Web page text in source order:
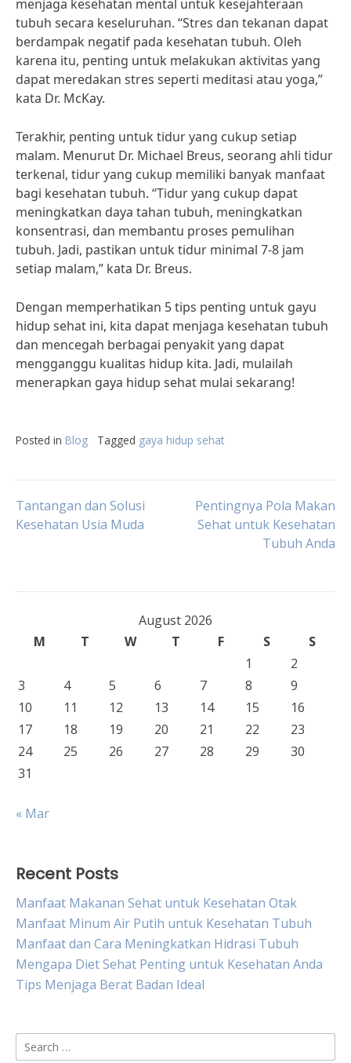
menjaga kesehatan mental untuk kesejahteraan
tubuh secara keseluruhan. “Stres dan tekanan dapat
berdampak negatif pada kesehatan tubuh. Oleh
karena itu, penting untuk melakukan aktivitas yang
dapat meredakan stres seperti meditasi atau yoga,”
kata Dr. McKay.
Terakhir, penting untuk tidur yang cukup setiap
malam. Menurut Dr. Michael Breus, seorang ahli tidur
terkenal, tidur yang cukup memiliki banyak manfaat
bagi kesehatan tubuh. “Tidur yang cukup dapat
meningkatkan daya tahan tubuh, meningkatkan
konsentrasi, dan membantu proses pemulihan
tubuh. Jadi, pastikan untuk tidur minimal 7-8 jam
setiap malam,” kata Dr. Breus.
Dengan memperhatikan 5 tips penting untuk gayu
hidup sehat ini, kita dapat menjaga kesehatan tubuh
dan mencegah berbagai penyakit yang dapat
mengganggu kualitas hidup kita. Jadi, mulailah
menerapkan gaya hidup sehat mulai sekarang!
Posted in Blog Tagged gaya hidup sehat
Post
Tantangan dan Solusi
Kesehatan Usia Muda
Pentingnya Pola Makan
Sehat untuk Kesehatan
Tubuh Anda
August 2026
M
T W T F S
S
1
2
3
4 5 6 7 8
9
10
11 12 13 14 15
16
17
18 19 20 21 22
23
24
25 26 27 28 29
30
31
« Mar
Recent Posts
Manfaat Makanan Sehat untuk Kesehatan Otak
Manfaat Minum Air Putih untuk Kesehatan Tubuh
Manfaat dan Cara Meningkatkan Hidrasi Tubuh
Mengapa Diet Sehat Penting untuk Kesehatan Anda
Tips Menjaga Berat Badan Ideal
Search